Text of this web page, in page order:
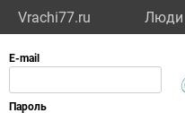
Vrachi77.ru Люди